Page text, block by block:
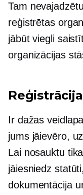
Tam
reģistrētas
jābūt viegli
organizācijas
Ir dažas
jums jāievēro,
Lai nosauktu
jāiesniedz
dokumentācija